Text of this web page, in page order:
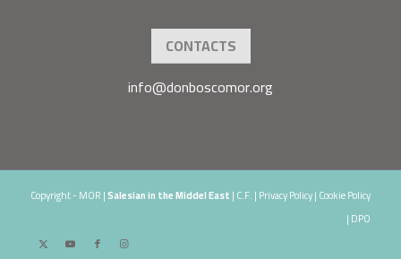
CONTACTS
info@donboscomor.org
Copyright - MOR |Salesian in the Middel East | C.F. | Privacy Policy | Cookie Policy
| DPO